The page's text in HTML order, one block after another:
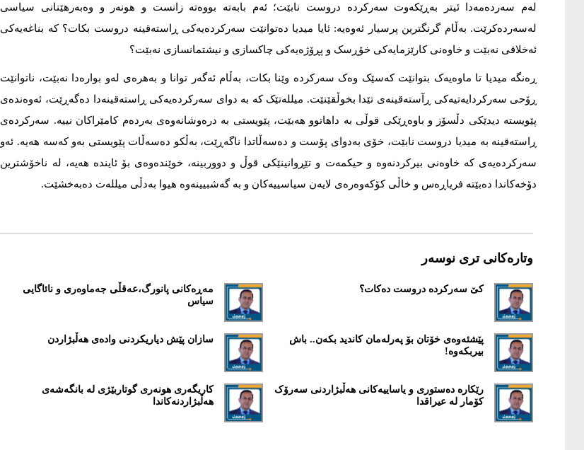
لەم سەردەمەدا ئیتر بەڕێکەوت سەرکردە دروست نابێت؛ ئەم بابەتە بووەتە زانست و هونەر و وەبەرهێنانی سیاسی
لەسەردەکرێت. بەڵام گرنگترین پرسیار ئەوەیە: ئایا میدیا دەتوانێت سەرکردەیەکی ڕاستەقینە دروست بکات؟ کە بناغەیەکی
ئەخلاقی نەبێت و خاوەنی کارێزمایەکی خۆڕسک و پڕۆژەیەکی چاکسازی و نیشتمانسازی نەبێت؟
ڕەنگە میدیا تا ماوەیەک بتوانێت کەسێک وەک سەرکردە وێنا بکات، بەڵام ئەگەر توانا و بەهرەی لەو بوارەدا نەبێت، ناتوانێت
ڕۆحی سەرکردایەتیەکی ڕآستەقینەی تێدا بخوڵقێنێت. میللەتێک کە بە دوای سەرکردەیەکی ڕاستەقینەدا دەگەڕێت، ئەوەندەی
پێویستە دیدێکی دڵسۆز و باوەڕێکی قوڵی بە داهاتوو هەبێت، پێویستی بە درەوشانەوەی بەردەم کامێراکان نییە. سەرکردەی
ڕاستەقینە بە میدیا دروست نابێت، خۆی بەدوای پۆست و دەسەڵاتدا ناگەڕێت، بەڵکو دەسەڵات پێویستی بەو کەسە هەیە. ئەو
سەرکردەیەی کە خاوەنی بیرکردنەوە و حیکمەت و تێڕوانینێکی قوڵ و دووربینە، خوێندەوەی بۆ ئایندە هەیە، لە ناخۆشترین
دۆخەکاندا دەبێتە فریاڕەس و خاڵی کۆکەوەرەی لایەن سیاسییەکان و بە گەشبیینەوە هیوا بەدڵی میللەت دەبەخشێت.
وتارەکانی تری نوسەر
کێ سەرکردە دروست دەکات؟
مەڕەکانی پانورگ،عەقڵی جەماوەری و نائاگایی
سیاس
پێشئەوەی خۆتان بۆ پەرلەمان کاندید بکەن.. باش
بیربکەوە!
سازان پێش دیاریکردنى وادەى هەڵبژاردن
رێکارە دەستوری و یاساییەکانى هەڵبژاردنی سەرۆک
کۆمار لە عیراقدا
کاریگەری هونەری گوتاربێژی لە بانگەشەى
هەڵبژاردنەکاندا